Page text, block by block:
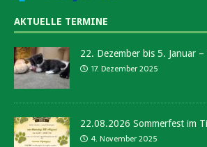
AKTUELLE TERMINE
22. Dezember bis 5. Januar
17. Dezember 2025
22.08.2026 Sommerfest im
4. November 2025